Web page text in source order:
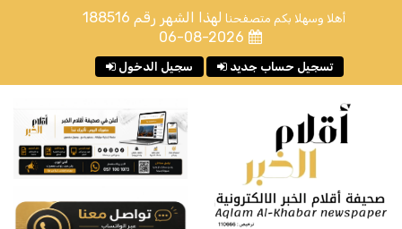
أهلا وسهلا بكم متصفحنا لهذا الشهر رقم 188516
06-08-2026
سجيل الدخول تسجيل حساب جديد